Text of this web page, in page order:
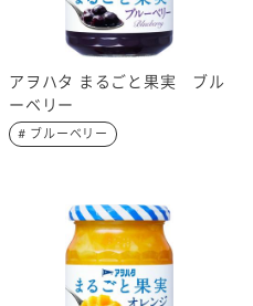
アヲハタ まるごと果実 ブル
ーベリー
# ブルーベリー